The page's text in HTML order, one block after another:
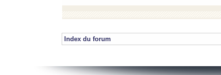
Index du forum